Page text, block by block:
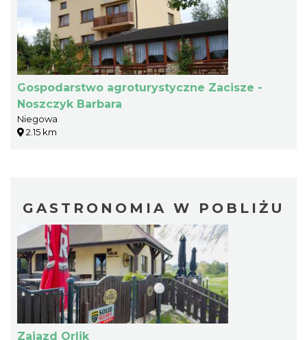
Gospodarstwo agroturystyczne Zacisze -
Noszczyk Barbara
Niegowa
2.15 km
GASTRONOMIA W POBLIŻU
Zajazd Orlik